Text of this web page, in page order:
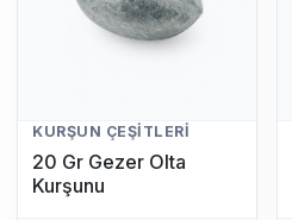
KURŞUN ÇEŞITLERI
20 Gr Gezer Olta
Kurşunu